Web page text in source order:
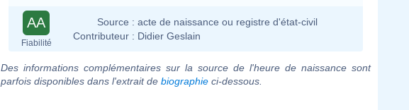
AA
Fiabilité
Source : acte de naissance ou registre d'état-civil
Contributeur : Didier Geslain
Des informations complémentaires sur la source de l'heure de naissance sont
parfois disponibles dans l'extrait de biographie ci-dessous.